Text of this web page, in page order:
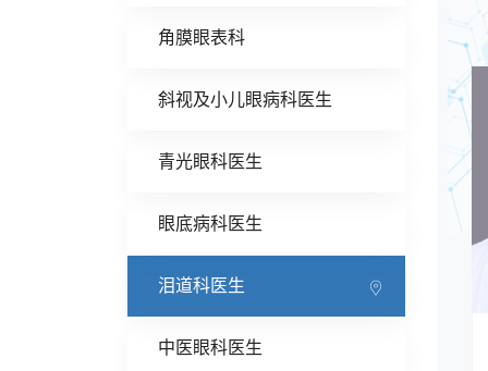
角膜眼表科
斜视及小儿眼病科医生
青光眼科医生
眼底病科医生
泪道科医生
中医眼科医生